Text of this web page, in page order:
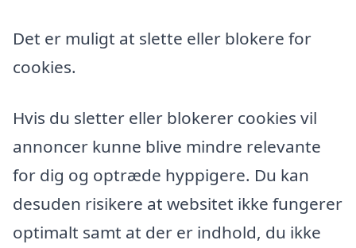
Det er muligt at slette eller blokere for
cookies.
Hvis du sletter eller blokerer cookies vil
annoncer kunne blive mindre relevante
for dig og optræde hyppigere. Du kan
desuden risikere at websitet ikke fungerer
optimalt samt at der er indhold, du ikke